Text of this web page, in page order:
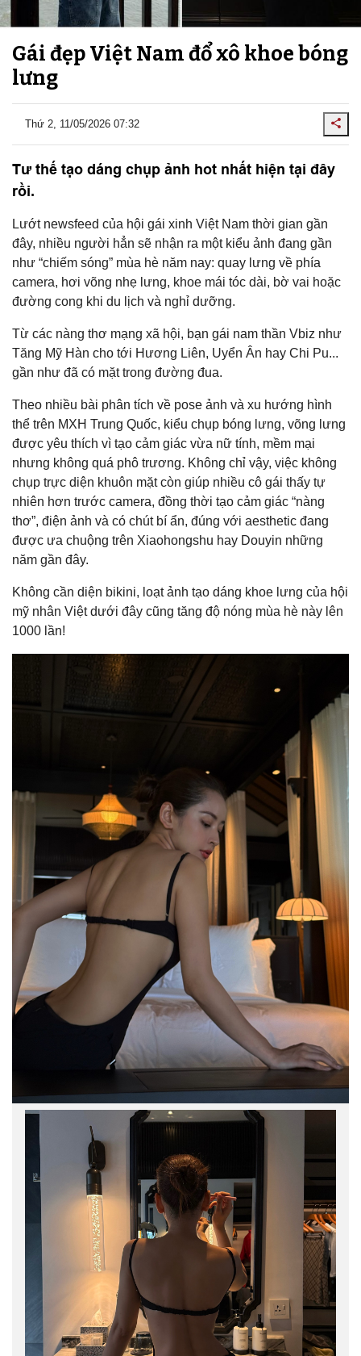
Gái đẹp Việt Nam đổ xô khoe bóng
lưng
Thứ 2, 11/05/2026 07:32
Tư thế tạo dáng chụp ảnh hot nhất hiện tại đây
rồi.
Lướt newsfeed của hội gái xinh Việt Nam thời gian gần
đây, nhiều người hẳn sẽ nhận ra một kiểu ảnh đang gần
như “chiếm sóng” mùa hè năm nay: quay lưng về phía
camera, hơi võng nhẹ lưng, khoe mái tóc dài, bờ vai hoặc
đường cong khi du lịch và nghỉ dưỡng.
Từ các nàng thơ mạng xã hội, bạn gái nam thần Vbiz như
Tăng Mỹ Hàn cho tới Hương Liên, Uyển Ân hay Chi Pu...
gần như đã có mặt trong đường đua.
Theo nhiều bài phân tích về pose ảnh và xu hướng hình
thể trên MXH Trung Quốc, kiểu chụp bóng lưng, võng lưng
được yêu thích vì tạo cảm giác vừa nữ tính, mềm mại
nhưng không quá phô trương. Không chỉ vậy, việc không
chụp trực diện khuôn mặt còn giúp nhiều cô gái thấy tự
nhiên hơn trước camera, đồng thời tạo cảm giác “nàng
thơ”, điện ảnh và có chút bí ẩn, đúng với aesthetic đang
được ưa chuộng trên Xiaohongshu hay Douyin những
năm gần đây.
Không cần diện bikini, loạt ảnh tạo dáng khoe lưng của hội
mỹ nhân Việt dưới đây cũng tăng độ nóng mùa hè này lên
1000 lần!